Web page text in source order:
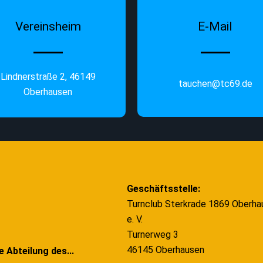
Vereinsheim
Lindnerstraße 2, 46149
Oberhausen
E-Mail
tauchen@tc69.de
Abteilung des...
Geschäftsstelle:
Turnclub Sterkrade 1869
e. V.
Turnerweg 3
46145 Oberhausen